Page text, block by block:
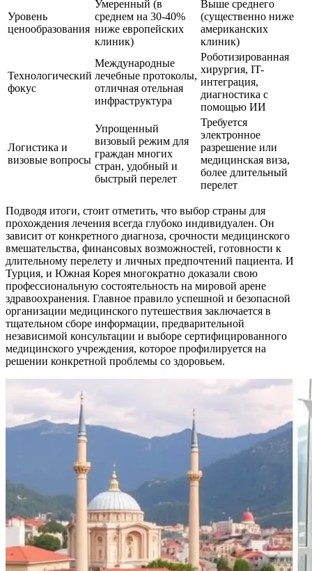
Уровень
ценообразования
Умеренный (в
среднем на 30-40%
ниже европейских
клиник)
Выше среднего
(существенно ниже
американских
клиник)
Технологический
фокус
Международные
лечебные протоколы,
отличная отельная
инфраструктура
Роботизированная
хирургия, IT-
интеграция,
диагностика с
помощью ИИ
Логистика и
визовые вопросы
Упрощенный
визовый режим для
граждан многих
стран, удобный и
быстрый перелет
Требуется
электронное
разрешение или
медицинская виза,
более длительный
перелет
Подводя итоги, стоит отметить, что выбор страны для
прохождения лечения всегда глубоко индивидуален. Он
зависит от конкретного диагноза, срочности медицинского
вмешательства, финансовых возможностей, готовности к
длительному перелету и личных предпочтений пациента. И
Турция, и Южная Корея многократно доказали свою
профессиональную состоятельность на мировой арене
здравоохранения. Главное правило успешной и безопасной
организации медицинского путешествия заключается в
тщательном сборе информации, предварительной
независимой консультации и выборе сертифицированного
медицинского учреждения, которое профилируется на
решении конкретной проблемы со здоровьем.